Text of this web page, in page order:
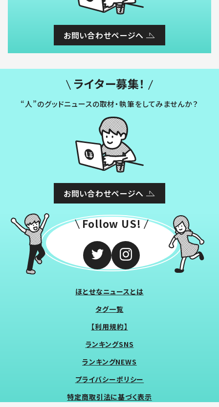
お問い合わせページへ
ライター募集！
“人”のグッドニュースの取材・執筆をしてみませんか？
お問い合わせページへ
Follow US!
ほとせなニュースとは
タグ一覧
【利用規約】
ランキングSNS
ランキングNEWS
プライバシーポリシー
特定商取引法に基づく表示